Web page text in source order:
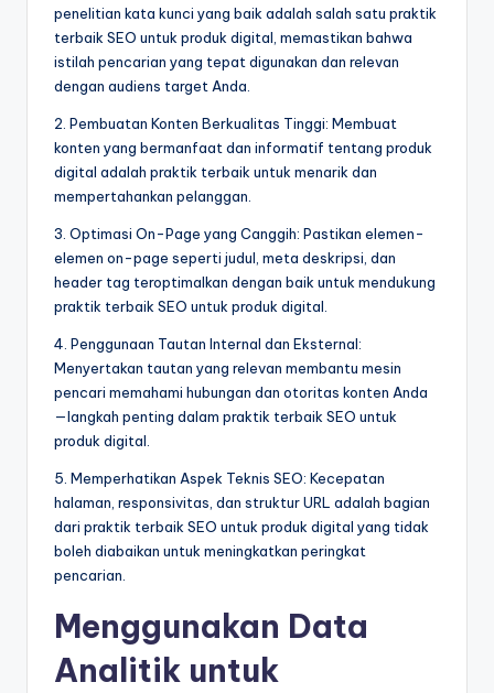
penelitian kata kunci yang baik adalah salah satu praktik
terbaik SEO untuk produk digital, memastikan bahwa
istilah pencarian yang tepat digunakan dan relevan
dengan audiens target Anda.
2. Pembuatan Konten Berkualitas Tinggi: Membuat
konten yang bermanfaat dan informatif tentang produk
digital adalah praktik terbaik untuk menarik dan
mempertahankan pelanggan.
3. Optimasi On-Page yang Canggih: Pastikan elemen-
elemen on-page seperti judul, meta deskripsi, dan
header tag teroptimalkan dengan baik untuk mendukung
praktik terbaik SEO untuk produk digital.
4. Penggunaan Tautan Internal dan Eksternal:
Menyertakan tautan yang relevan membantu mesin
pencari memahami hubungan dan otoritas konten Anda
—langkah penting dalam praktik terbaik SEO untuk
produk digital.
5. Memperhatikan Aspek Teknis SEO: Kecepatan
halaman, responsivitas, dan struktur URL adalah bagian
dari praktik terbaik SEO untuk produk digital yang tidak
boleh diabaikan untuk meningkatkan peringkat
pencarian.
Menggunakan Data
Analitik untuk